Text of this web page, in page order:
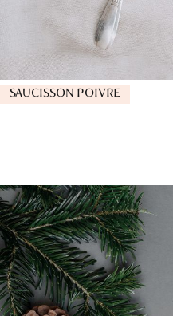
SAUCISSON POIVRE